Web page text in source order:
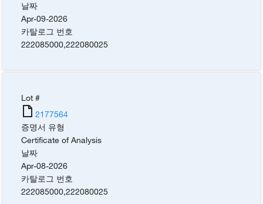
날짜
Apr-09-2026
카탈로그 번호
222085000,222080025
Lot #
2177564
증명서 유형
Certificate of Analysis
날짜
Apr-08-2026
카탈로그 번호
222085000,222080025